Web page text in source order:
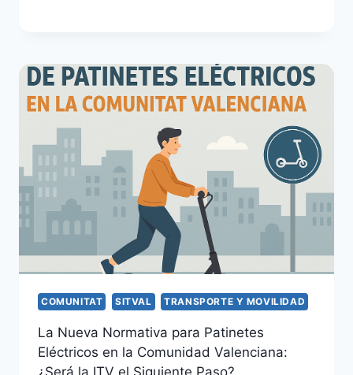
COMUNITAT SITVAL TRANSPORTE Y MOVILIDAD
La Nueva Normativa para Patinetes
Eléctricos en la Comunidad Valenciana: